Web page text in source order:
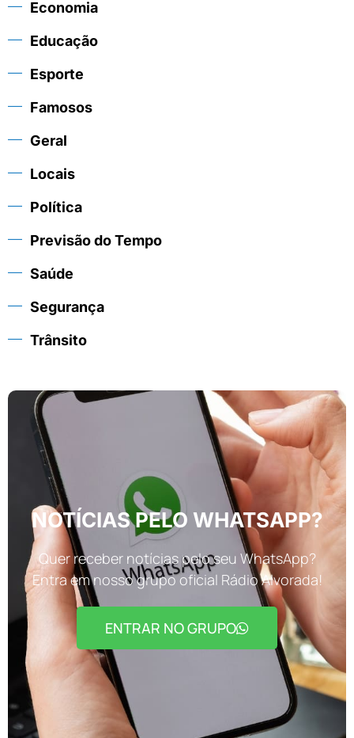
Economia
Educação
Esporte
Famosos
Geral
Locais
Política
Previsão do Tempo
Saúde
Segurança
Trânsito
NOTÍCIAS PELO WHATSAPP?
Quer receber notícias pelo seu WhatsApp?
Entra em nosso grupo oficial Rádio Alvorada!
ENTRAR NO GRUPO